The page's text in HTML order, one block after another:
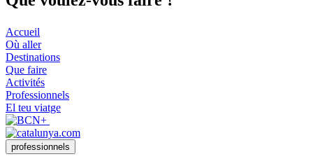
Accueil
Où aller
Destinations
Que faire
Activités
Professionnels
El teu viatge
professionnels